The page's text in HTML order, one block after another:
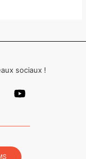
sociaux !